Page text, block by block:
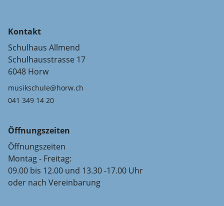
Kontakt
Schulhaus Allmend
Schulhausstrasse 17
6048 Horw
musikschule@horw.ch
041 349 14 20
Öffnungszeiten
Öffnungszeiten
Montag - Freitag:
09.00 bis 12.00 und 13.30 -17.00 Uhr
oder nach Vereinbarung